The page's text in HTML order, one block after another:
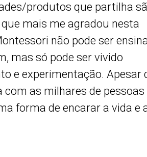
produtos que partilha
mais me agradou nesta
não pode ser
mas só pode ser vivido
e experimentação. Apesar
as milhares de pessoas
forma de encarar a vida e